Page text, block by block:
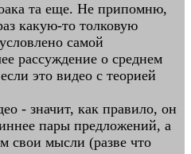
та еще. Не припомню,
какую-то толковую
самой
рассуждение о среднем
это видео с теорией
- значит, как правило, он
пары предложений, а
свои мысли (разве что